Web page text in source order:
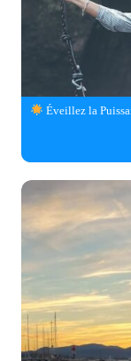
Éveillez la